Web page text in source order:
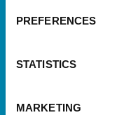
PREFERENCES
STATISTICS
MARKETING